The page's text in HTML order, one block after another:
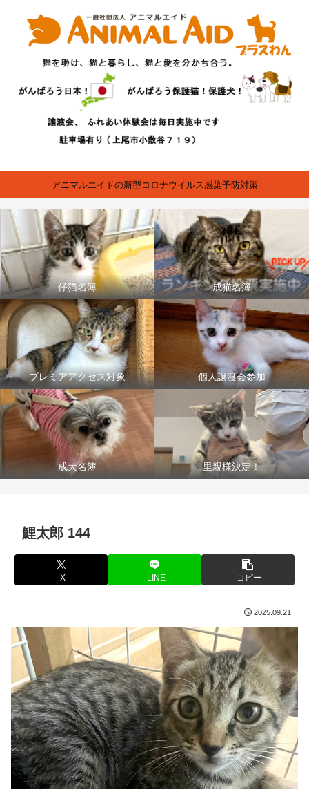
アニマルエイドの新型コロナウイルス感染予防対策
仔猫名簿 成猫名簿
プレミアアクセス対象 個人譲渡会参加
成犬名簿 里親様決定！
鯉太郎 144
X LINE コピー
2025.09.21